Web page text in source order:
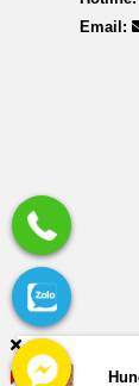
Email: